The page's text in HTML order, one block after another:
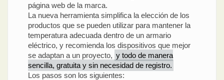
página web de la marca.
La nueva herramienta simplifica la elección de los
productos que se pueden utilizar para mantener la
temperatura adecuada dentro de un armario
eléctrico, y recomienda los dispositivos que mejor
se adaptan a un proyecto, y todo de manera
sencilla, gratuita y sin necesidad de registro.
Los pasos son los siguientes: